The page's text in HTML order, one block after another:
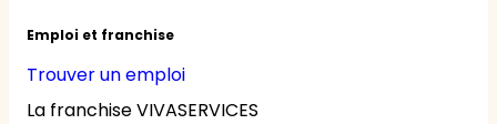
Emploi et franchise
Trouver un emploi
La franchise VIVASERVICES